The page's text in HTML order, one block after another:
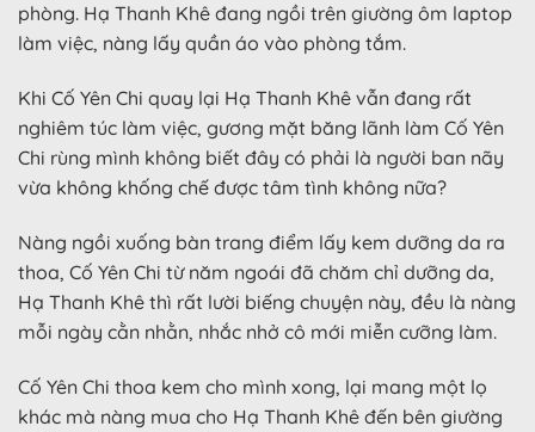
phòng. Hạ Thanh Khê đang ngồi trên giường ôm laptop
làm việc, nàng lấy quần áo vào phòng tắm.
Khi Cố Yên Chi quay lại Hạ Thanh Khê vẫn đang rất
nghiêm túc làm việc, gương mặt băng lãnh làm Cố Yên
Chi rùng mình không biết đây có phải là người ban nãy
vừa không khống chế được tâm tình không nữa?
Nàng ngồi xuống bàn trang điểm lấy kem dưỡng da ra
thoa, Cố Yên Chi từ năm ngoái đã chăm chỉ dưỡng da,
Hạ Thanh Khê thì rất lười biếng chuyện này, đều là nàng
mỗi ngày cằn nhằn, nhắc nhở cô mới miễn cưỡng làm.
Cố Yên Chi thoa kem cho mình xong, lại mang một lọ
khác mà nàng mua cho Hạ Thanh Khê đến bên giường